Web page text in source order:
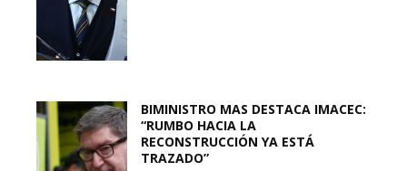
BIMINISTRO MAS DESTACA IMACEC:
“RUMBO HACIA LA
RECONSTRUCCIÓN YA ESTÁ
TRAZADO”